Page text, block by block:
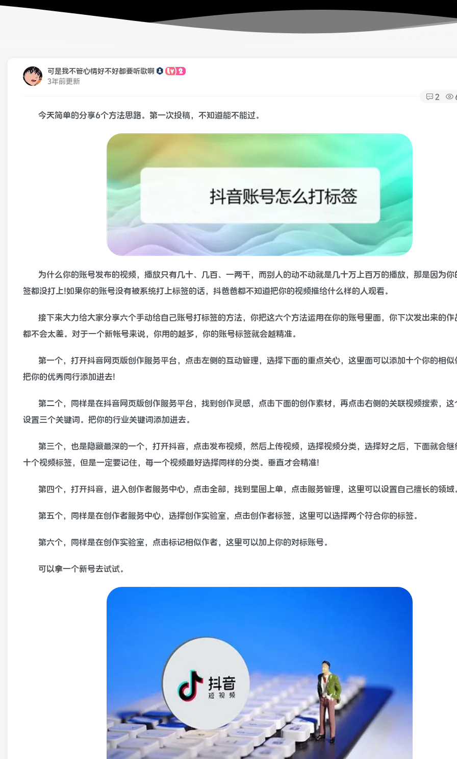
可是我不管心情好不好都要听歌啊
3年前更新
2
今天简单的分享6个方法思路。第一次投稿，不知道能不能过。
为什么你的账号发布的视频，播放只有几十、几百、一两千，而别人的动不动就是几十万上百万的播放，那是因为
签都没打上!如果你的账号没有被系统打上标签的话，抖爸爸都不知道把你的视频推给什么样的人观看。
接下来大力给大家分享六个手动给自己账号打标签的方法，你把这六个方法运用在你的账号里面，你下次发出来的作
都不会太差。对于一个新帐号来说，你用的越多，你的账号标签就会越精准。
第一个，打开抖音网页版创作服务平台，点击左侧的互动管理，选择下面的重点关心，这里面可以添加十个你的相似
把你的优秀同行添加进去!
第二个，同样是在抖音网页版创作服务平台，找到创作灵感，点击下面的创作素材，再点击右侧的关联视频搜索，这
设置三个关键词。把你的行业关键词添加进去。
第三个，也是隐藏最深的一个，打开抖音，点击发布视频，然后上传视频，选择视频分类，选择好之后，下面就会继
十个视频标签，但是一定要记住，每一个视频最好选择同样的分类。垂直才会精准!
第四个，打开抖音，进入创作者服务中心，点击全部，找到星图上单，点击服务管理，这里可以设置自己擅长的领域
第五个，同样是在创作者服务中心，选择创作实验室，点击创作者标签，这里可以选择两个符合你的标签。
第六个，同样是在创作实验室，点击标记相似作者，这里可以加上你的对标账号。
可以拿一个新号去试试。